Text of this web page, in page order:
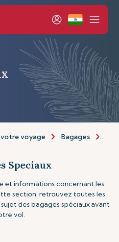
votre voyage Bagages
Speciaux
et informations concernant les
section, retrouvez toutes les
des bagages spéciaux avant
vol.